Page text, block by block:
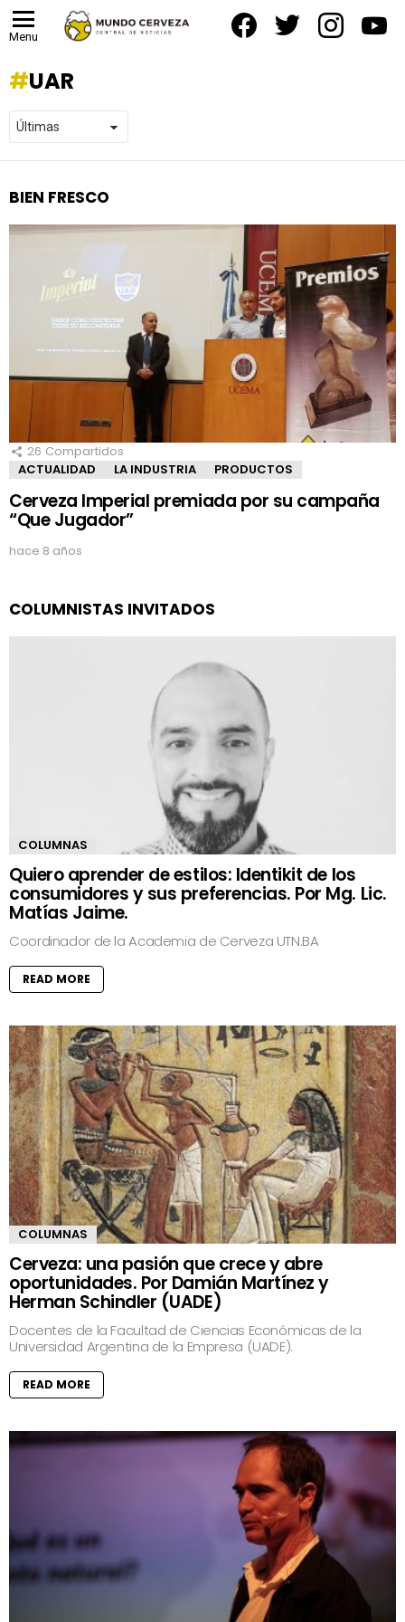
Menu
UAR
BIEN FRESCO
26 Compartidos
ACTUALIDAD
LA INDUSTRIA PRODUCTOS
Cerveza Imperial premiada por su campaña
“Que Jugador”
hace 8 años
COLUMNISTAS INVITADOS
COLUMNAS
Quiero aprender de estilos: Identikit de los
consumidores y sus preferencias. Por Mg. Lic.
Matías Jaime.
Coordinador de la Academia de Cerveza UTN.BA
READ MORE
COLUMNAS
Cerveza: una pasión que crece y abre
oportunidades. Por Damián Martínez y
Herman Schindler (UADE)
Docentes de la Facultad de Ciencias Económicas de la
Universidad Argentina de la Empresa (UADE).
READ MORE